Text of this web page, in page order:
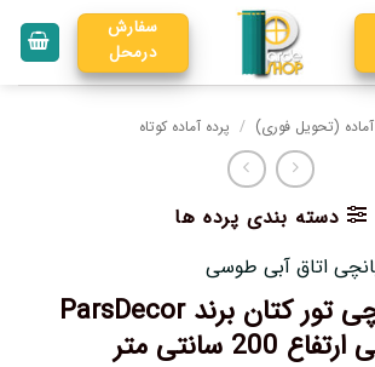
سفارش
درمحل
آماده (تحویل فوری) / پرده آماده کوتاه
دسته بندی پرده ها
پرده آماده پانچی تور کتان برند ParsDecor
سانتی متر